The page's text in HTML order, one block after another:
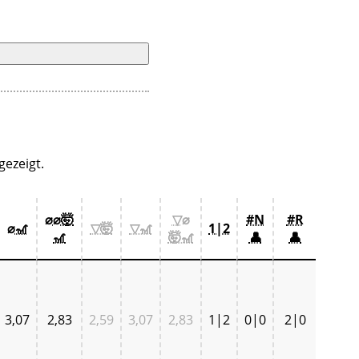
⌀🎢
⌀⌀🤯
🎢
▽🤯 ▽🎢
▽⌀
🤯🎢
1|2
#N
👤
#R
👤
3,07 2,83 2,59 3,07 2,83 1|2 0|0 2|0